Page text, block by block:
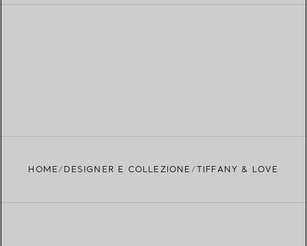
HOME DESIGNER E COLLEZIONE TIFFANY & LOVE